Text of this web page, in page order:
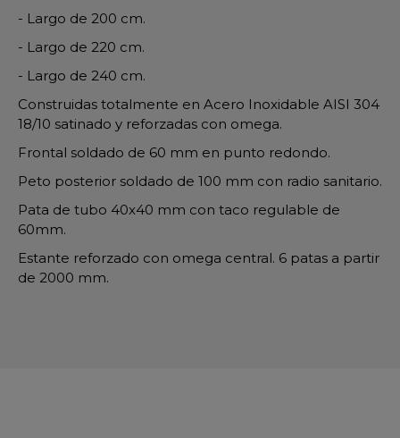
- Largo de 200 cm.
- Largo de 220 cm.
- Largo de 240 cm.
Construidas totalmente en Acero Inoxidable AISI 304
18/10 satinado y reforzadas con omega.
Frontal soldado de 60 mm en punto redondo.
Peto posterior soldado de 100 mm con radio sanitario.
Pata de tubo 40x40 mm con taco regulable de
60mm.
Estante reforzado con omega central. 6 patas a partir
de 2000 mm.